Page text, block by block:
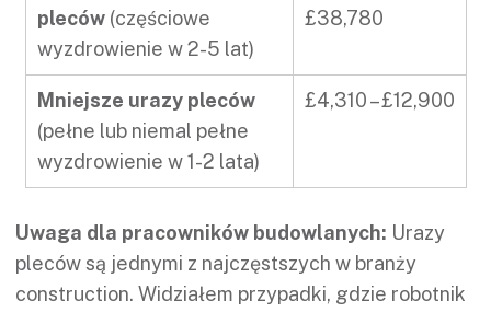
pleców(częściowe
wyzdrowienie w 2-5 lat)
£38,780
Mniejsze urazy pleców
(pełne lub niemal pełne
wyzdrowienie w 1-2 lata)
£4,310 – £12,900
Uwaga dla pracowników budowlanych: Urazy
pleców są jednymi z najczęstszych w branży
construction. Widziałem przypadki, gdzie robotnik